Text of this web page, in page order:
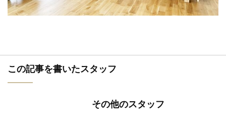
この記事を書いたスタッフ
その他のスタッフ